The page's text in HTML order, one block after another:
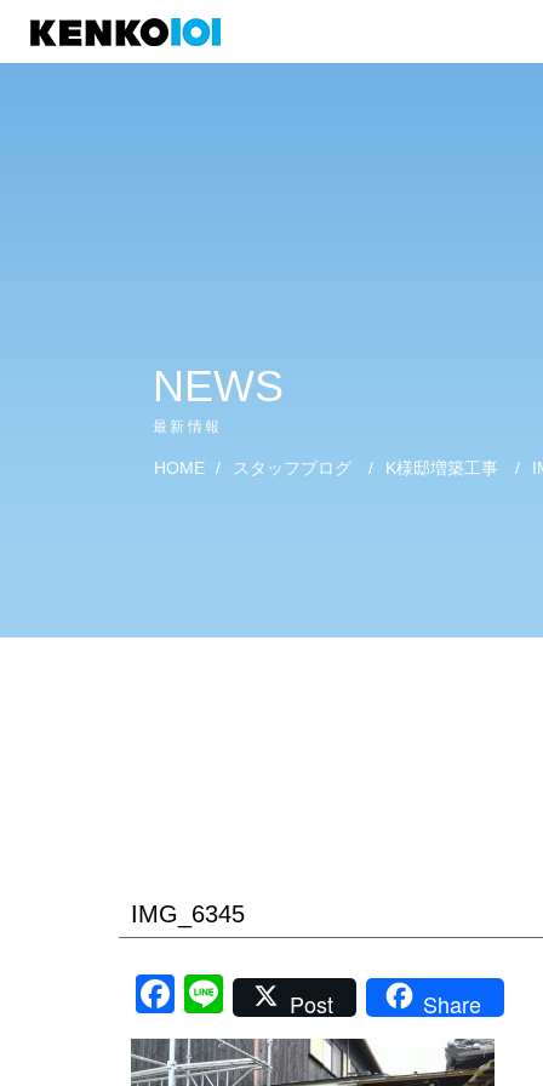
NEWS
最新情報
HOME / スタッフブログ / K様邸増築工事 /
IMG_6345
Facebook
LinePost Share